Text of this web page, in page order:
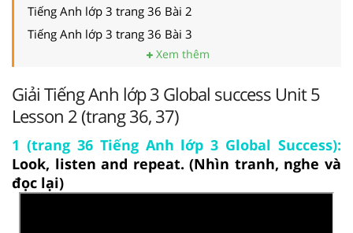
Tiếng Anh lớp 3 trang 36 Bài 2
Tiếng Anh lớp 3 trang 36 Bài 3
Xem thêm
Giải Tiếng Anh lớp 3 Global success Unit 5
Lesson 2 (trang 36, 37)
1 (trang 36 Tiếng Anh lớp 3 Global Success):
Look, listen and repeat. (Nhìn tranh, nghe và
đọc lại)